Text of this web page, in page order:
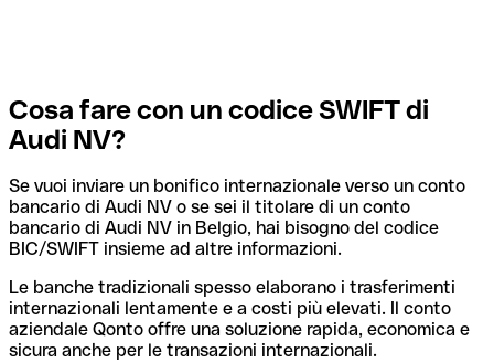
Cosa fare con un codice SWIFT di
Audi NV?
Se vuoi inviare un bonifico internazionale verso un conto
bancario di Audi NV o se sei il titolare di un conto
bancario di Audi NV in Belgio, hai bisogno del codice
BIC/SWIFT insieme ad altre informazioni.
Le banche tradizionali spesso elaborano i trasferimenti
internazionali lentamente e a costi più elevati. Il conto
aziendale Qonto offre una soluzione rapida, economica e
sicura anche per le transazioni internazionali.